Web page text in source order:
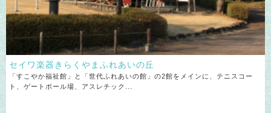
セイワ楽器きらくやまふれあいの丘
「すこやか福祉館」と「世代ふれあいの館」の2館をメインに、テニスコー
ト、ゲートボール場、アスレチック...